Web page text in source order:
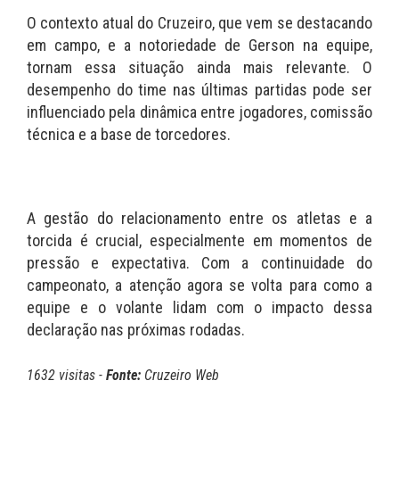
O contexto atual do Cruzeiro, que vem se destacando
em campo, e a notoriedade de Gerson na equipe,
tornam essa situação ainda mais relevante. O
desempenho do time nas últimas partidas pode ser
influenciado pela dinâmica entre jogadores, comissão
técnica e a base de torcedores.
A gestão do relacionamento entre os atletas e a
torcida é crucial, especialmente em momentos de
pressão e expectativa. Com a continuidade do
campeonato, a atenção agora se volta para como a
equipe e o volante lidam com o impacto dessa
declaração nas próximas rodadas.
1632 visitas - Fonte: Cruzeiro Web